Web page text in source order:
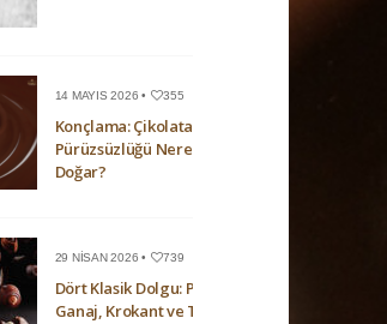
14 MAYIS 2026 • 355
Konçlama: Çikolatanın
Pürüzsüzlüğü Nerede
Doğar?
29 NISAN 2026 • 739
Dört Klasik Dolgu: Pralin,
Ganaj, Krokant ve Trüf